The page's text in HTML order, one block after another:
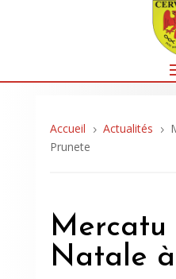
Accueil 5 Actualités 5
Prunete
Mercatu
Natale